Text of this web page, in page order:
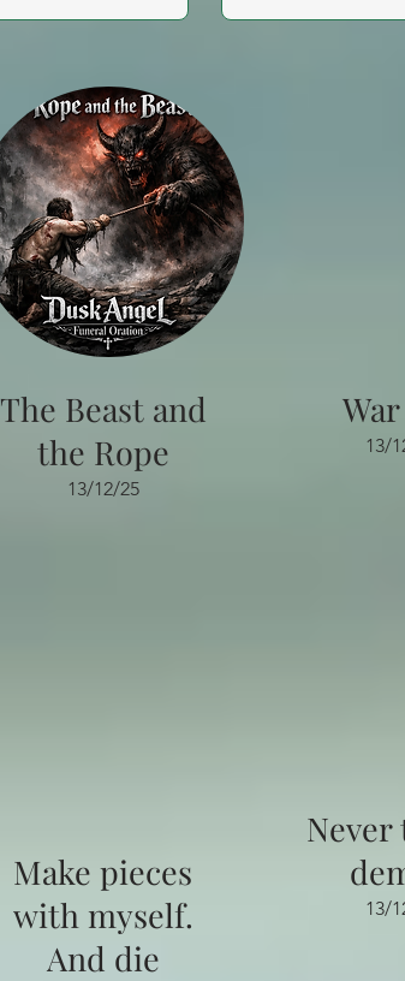
The Beast and
the Rope
13/12/25
Make pieces
with myself.
And die
13/
Never
13/